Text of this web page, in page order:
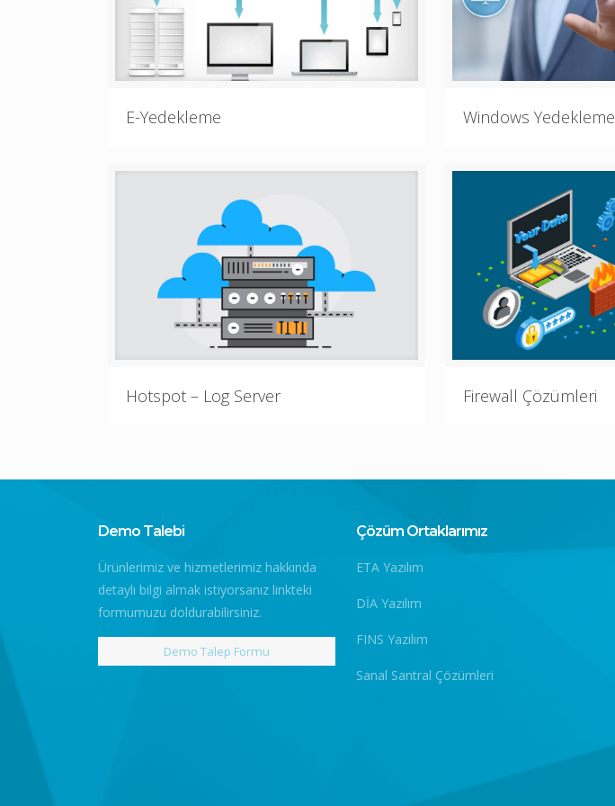
E-Yedekleme Windows Yedekleme
Hotspot – Log Server Firewall Çözümleri
Demo Talebi
Ürünlerimiz ve hizmetlerimiz hakkında
detaylı bilgi almak istiyorsanız linkteki
formumuzu doldurabilirsiniz.
Demo Talep Formu
Çözüm Ortaklarımız
ETA Yazılım
DİA Yazılım
FINS Yazılım
Sanal Santral Çözümleri